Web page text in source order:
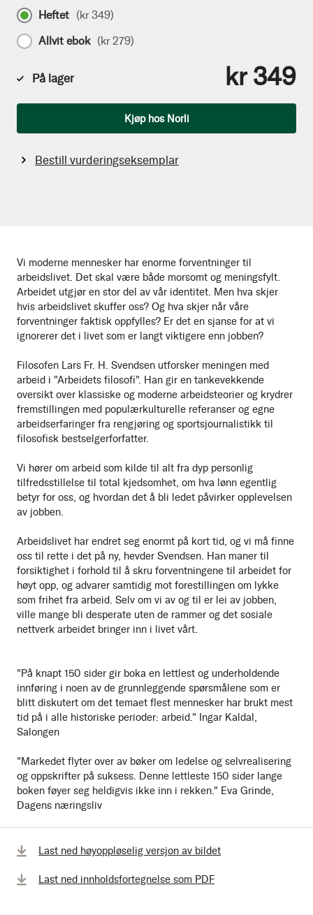
Vi moderne mennesker har enorme forventninger til
arbeidslivet. Det skal være både morsomt og meningsfylt.
Arbeidet utgjør en stor del av vår identitet. Men hva skjer
hvis arbeidslivet skuffer oss? Og hva skjer når våre
forventninger faktisk oppfylles? Er det en sjanse for at vi
ignorerer det i livet som er langt viktigere enn jobben?
Filosofen Lars Fr. H. Svendsen utforsker meningen med
arbeid i "Arbeidets filosofi". Han gir en tankevekkende
oversikt over klassiske og moderne arbeidsteorier og krydrer
fremstillingen med populærkulturelle referanser og egne
arbeidserfaringer fra rengjøring og sportsjournalistikk til
filosofisk bestselgerforfatter.
Vi hører om arbeid som kilde til alt fra dyp personlig
tilfredsstillelse til total kjedsomhet, om hva lønn egentlig
betyr for oss, og hvordan det å bli ledet påvirker opplevelsen
av jobben.
Arbeidslivet har endret seg enormt på kort tid, og vi må finne
oss til rette i det på ny, hevder Svendsen. Han maner til
forsiktighet i forhold til å skru forventningene til arbeidet for
høyt opp, og advarer samtidig mot forestillingen om lykke
som frihet fra arbeid. Selv om vi av og til er lei av jobben,
ville mange bli desperate uten de rammer og det sosiale
nettverk arbeidet bringer inn i livet vårt.
"På knapt 150 sider gir boka en lettlest og underholdende
innføring i noen av de grunnleggende spørsmålene som er
blitt diskutert om det temaet flest mennesker har brukt mest
tid på i alle historiske perioder: arbeid." Ingar Kaldal,
Salongen
"Markedet flyter over av bøker om ledelse og selvrealisering
og oppskrifter på suksess. Denne lettleste 150 sider lange
boken føyer seg heldigvis ikke inn i rekken." Eva Grinde,
Dagens næringsliv
Heftet (kr 349)
Allvit ebok (kr 279)
På lager kr 349
Kjøp hos Norli
Bestill vurderingseksemplar
Last ned høyoppløselig versjon av bildet
Last ned innholdsfortegnelse som PDF